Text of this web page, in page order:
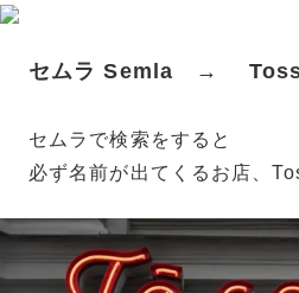
セムラ Semla →
セムラで検索をすると
必ず名前が出てくるお店、